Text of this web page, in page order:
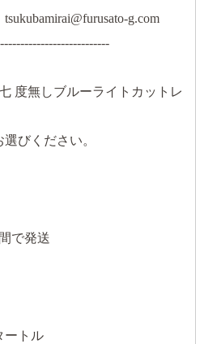
g.com
度無しブルーライトカットレ
びください。
で発送
ートル